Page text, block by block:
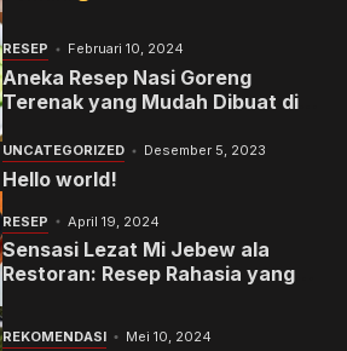
RESEP Februari 10, 2024
Aneka Resep Nasi Goreng
Terenak yang Mudah Dibuat di
Rumah
UNCATEGORIZED Desember 5, 2023
Hello world!
RESEP April 19, 2024
Sensasi Lezat Mi Jebew ala
Restoran: Resep Rahasia yang
REKOMENDASI Mei 10, 2024